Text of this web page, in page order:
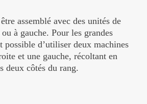
assemblé avec des unités de
à gauche. Pour les grandes
possible d’utiliser deux machines
et une gauche, récoltant en
deux côtés du rang.